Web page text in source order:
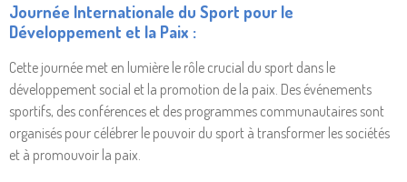
Journée Internationale du Sport pour le
Développement et la Paix :
Cette journée met en lumière le rôle crucial du sport dans le
développement social et la promotion de la paix. Des événements
sportifs, des conférences et des programmes communautaires sont
organisés pour célébrer le pouvoir du sport à transformer les sociétés
et à promouvoir la paix.